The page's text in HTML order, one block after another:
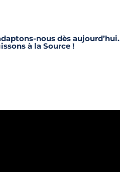
nous dès aujourd’hui.
à la Source !